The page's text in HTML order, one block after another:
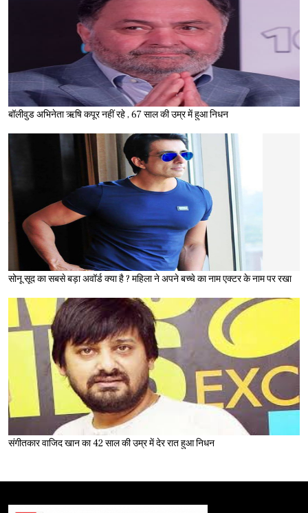
बॉलीवुड अभिनेता ऋषि कपूर नहीं रहे , 67 साल की उम्र में हुआ निधन
सोनू सूद का सबसे बड़ा अवॉर्ड क्या है ? महिला ने अपने बच्चे का नाम एक्टर के नाम पर रखा
संगीतकार वाजिद खान का 42 साल की उम्र में देर रात हुआ निधन